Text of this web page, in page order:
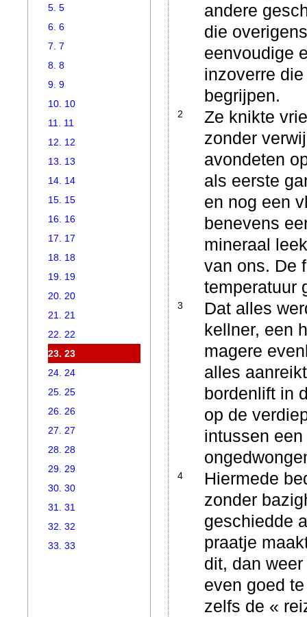
andere
die
eenvoudige
inzoverre
begrijpen.
2
Ze knikte
zonder
avondeten
als eerste
en nog een
benevens
mineraal
van ons. De
temperatuur
3
Dat alles
kellner, een
magere
alles
bordenlift in
op de
intussen
4
Hiermede
zonder
geschiedde
praatje
dit, dan
even goed
zelfs de «
5. 5
6. 6
7. 7
8. 8
9. 9
10. 10
11. 11
12. 12
13. 13
14. 14
15. 15
16. 16
17. 17
18. 18
19. 19
20. 20
21. 21
22. 22
23. 23
24. 24
25. 25
26. 26
27. 27
28. 28
29. 29
30. 30
31. 31
32. 32
33. 33